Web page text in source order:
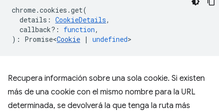
chrome.cookies .get(
details : CookieDetails,
callback? : function,
) : Promise<Cookie | undefined>
Recupera información sobre una sola cookie. Si existen
más de una cookie con el mismo nombre para la URL
determinada, se devolverá la que tenga la ruta más